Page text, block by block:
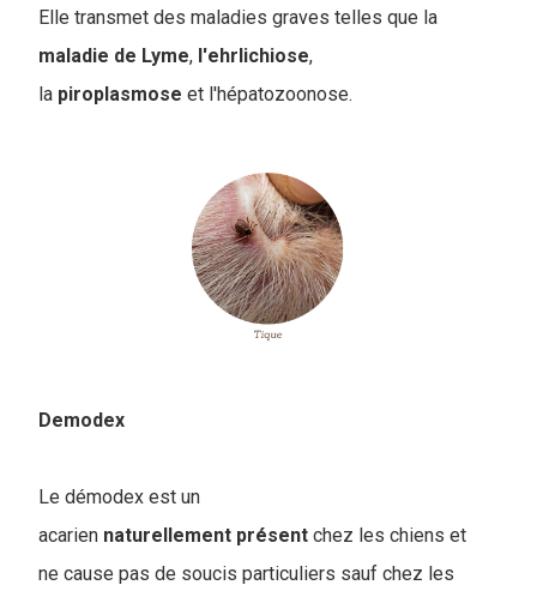
Elle transmet des maladies graves telles que la
maladie de Lyme, l'ehrlichiose,
la piroplasmose et l'hépatozoonose.
Demodex
Le démodex est un
acarien naturellement présent chez les chiens et
ne cause pas de soucis particuliers sauf chez les